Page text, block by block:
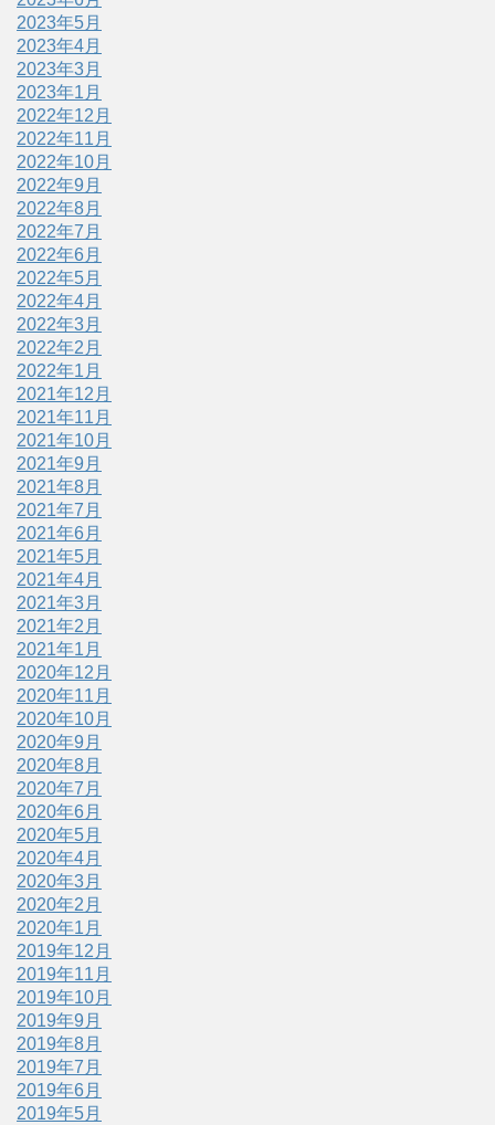
2023年5月
2023年4月
2023年3月
2023年1月
2022年12月
2022年11月
2022年10月
2022年9月
2022年8月
2022年7月
2022年6月
2022年5月
2022年4月
2022年3月
2022年2月
2022年1月
2021年12月
2021年11月
2021年10月
2021年9月
2021年8月
2021年7月
2021年6月
2021年5月
2021年4月
2021年3月
2021年2月
2021年1月
2020年12月
2020年11月
2020年10月
2020年9月
2020年8月
2020年7月
2020年6月
2020年5月
2020年4月
2020年3月
2020年2月
2020年1月
2019年12月
2019年11月
2019年10月
2019年9月
2019年8月
2019年7月
2019年6月
2019年5月